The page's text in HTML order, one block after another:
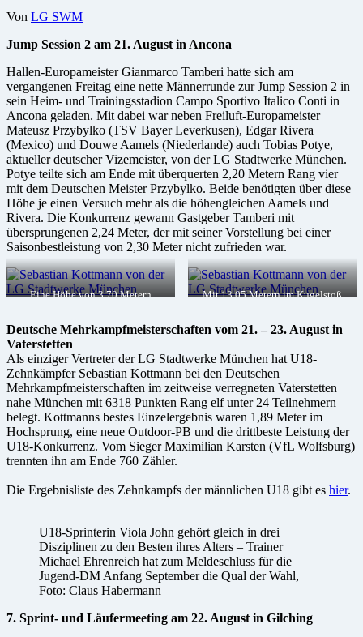
Von LG SWM
Jump Session 2 am 21. August in Ancona
Hallen-Europameister Gianmarco Tamberi hatte sich am
vergangenen Freitag eine nette Männerrunde zur Jump Session 2 in
sein Heim- und Trainingsstadion Campo Sportivo Italico Conti in
Ancona geladen. Mit dabei war neben Freiluft-Europameister
Mateusz Przybylko (TSV Bayer Leverkusen), Edgar Rivera
(Mexico) und Douwe Aamels (Niederlande) auch Tobias Potye,
aktueller deutscher Vizemeister, von der LG Stadtwerke München.
Potye teilte sich am Ende mit überquerten 2,20 Metern Rang vier
mit dem Deutschen Meister Przybylko. Beide benötigten über diese
Höhe je einen Versuch mehr als die höhengleichen Aamels und
Rivera. Die Konkurrenz gewann Gastgeber Tamberi mit
übersprungenen 2,24 Meter, der mit seiner Vorstellung bei einer
Saisonbestleistung von 2,30 Meter nicht zufrieden war.
Eine Höhe von 3,70 Metern
Vaterstetten, Foto: Claus
Habermann
Mit 13,05 Metern im Kugelstoß
Claus Habermann
Deutsche Mehrkampfmeisterschaften vom 21. – 23. August in
Vaterstetten
Als einziger Vertreter der LG Stadtwerke München hat U18-
Zehnkämpfer Sebastian Kottmann bei den Deutschen
Mehrkampfmeisterschaften im zeitweise verregneten Vaterstetten
nahe München mit 6318 Punkten Rang elf unter 24 Teilnehmern
belegt. Kottmanns bestes Einzelergebnis waren 1,89 Meter im
Hochsprung, eine neue Outdoor-PB und die drittbeste Leistung der
U18-Konkurrenz. Vom Sieger Maximilian Karsten (VfL Wolfsburg)
trennten ihn am Ende 760 Zähler.
Die Ergebnisliste des Zehnkampfs der männlichen U18 gibt es hier.
U18-Sprinterin Viola John gehört gleich in drei
Disziplinen zu den Besten ihres Alters – Trainer
Michael Ehrenreich hat zum Meldeschluss für die
Jugend-DM Anfang September die Qual der Wahl,
Foto: Claus Habermann
7. Sprint- und Läufermeeting am 22. August in Gilching